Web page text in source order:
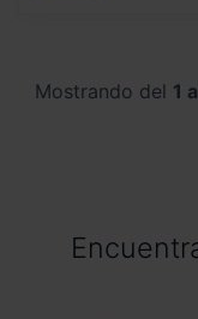
Mostrando del 1